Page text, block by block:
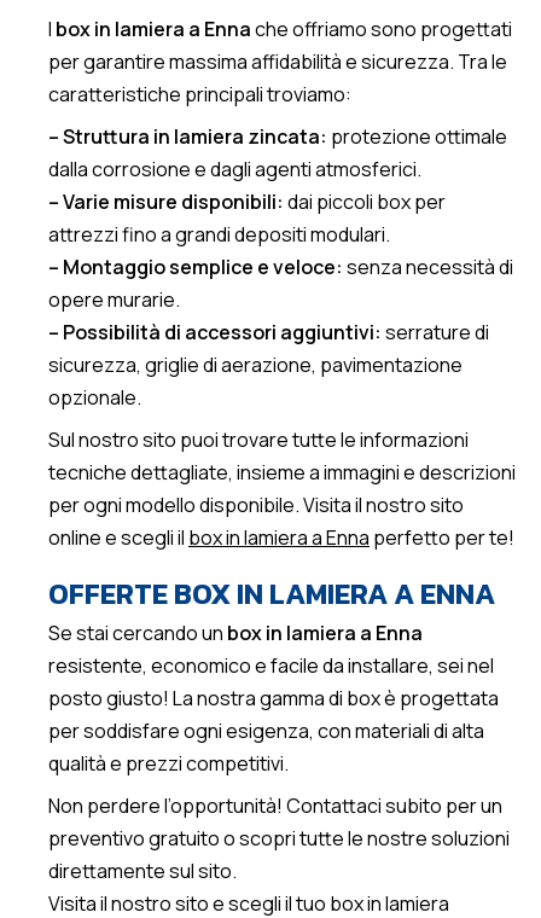
I box in lamiera a Ennache offriamo sono progettati
per garantire massima affidabilità e sicurezza. Tra le
caratteristiche principali troviamo:
– Struttura in lamiera zincata: protezione ottimale
dalla corrosione e dagli agenti atmosferici.
– Varie misure disponibili: dai piccoli box per
attrezzi fino a grandi depositi modulari.
– Montaggio semplice e veloce: senza necessità di
opere murarie.
– Possibilità di accessori aggiuntivi: serrature di
sicurezza, griglie di aerazione, pavimentazione
opzionale.
Sul nostro sito puoi trovare tutte le informazioni
tecniche dettagliate, insieme a immagini e descrizioni
per ogni modello disponibile. Visita il nostro sito
online e scegli il box in lamiera a Enna perfetto per te!
OFFERTE BOX IN LAMIERA A ENNA
Se stai cercando un box in lamiera a Enna
resistente, economico e facile da installare, sei nel
posto giusto! La nostra gamma di box è progettata
per soddisfare ogni esigenza, con materiali di alta
qualità e prezzi competitivi.
Non perdere l’opportunità! Contattaci subito per un
preventivo gratuito o scopri tutte le nostre soluzioni
direttamente sul sito.
Visita il nostro sito e scegli il tuo box in lamiera